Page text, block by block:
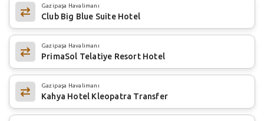
Gazipaşa Havalimanı
Club Big Blue Suite Hotel
Gazipaşa Havalimanı
PrimaSol Telatiye Resort Hotel
Gazipaşa Havalimanı
Kahya Hotel Kleopatra Transfer